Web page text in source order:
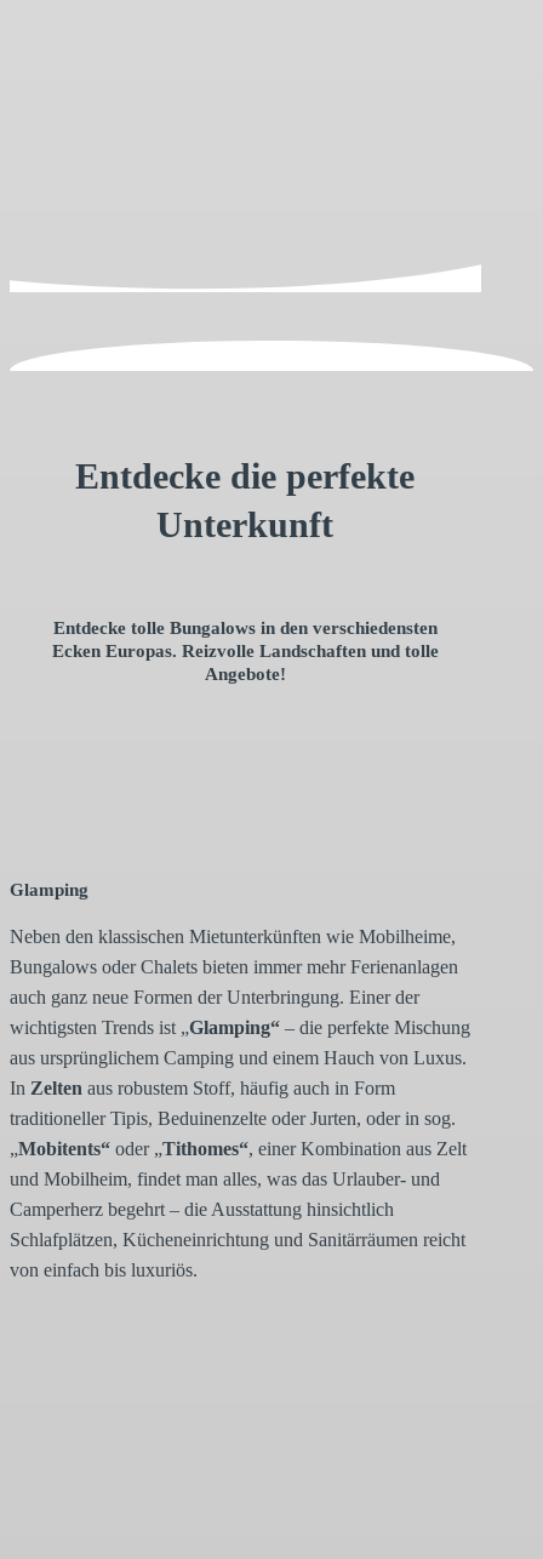
Entdecke die perfekte
Unterkunft
Entdecke tolle Bungalows in den verschiedensten
Ecken Europas. Reizvolle Landschaften und tolle
Angebote!
Glamping
Neben den klassischen Mietunterkünften wie Mobilheime,
Bungalows oder Chalets bieten immer mehr Ferienanlagen
auch ganz neue Formen der Unterbringung. Einer der
wichtigsten Trends ist „Glamping“ – die perfekte Mischung
aus ursprünglichem Camping und einem Hauch von Luxus.
In Zelten aus robustem Stoff, häufig auch in Form
traditioneller Tipis, Beduinenzelte oder Jurten, oder in sog.
„Mobitents“ oder „Tithomes“, einer Kombination aus Zelt
und Mobilheim, findet man alles, was das Urlauber- und
Camperherz begehrt – die Ausstattung hinsichtlich
Schlafplätzen, Kücheneinrichtung und Sanitärräumen reicht
von einfach bis luxuriös.